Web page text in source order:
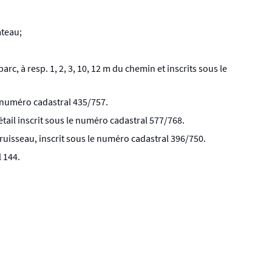
à resp. 1, 2, 3, 10, 12 m du chemin et inscrits sous le
cadastral 435/757.
inscrit sous le numéro cadastral 577/768.
inscrit sous le numéro cadastral 396/750.